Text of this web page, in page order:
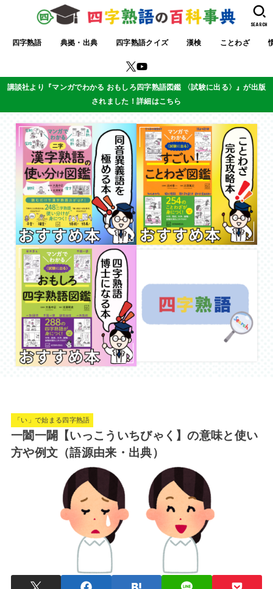
四字熟語 典拠・出典 四字熟語クイズ 漢検 ことわざ
SEARCH
講談社より『マンガでわかる おもしろ四字熟語図鑑 〈試験に出る〉』が出版
されました！詳細はこちら
「い」で始まる四字熟語
一闔一闢【いっこういちびゃく】の意味と使い
方や例文（語源由来・出典）